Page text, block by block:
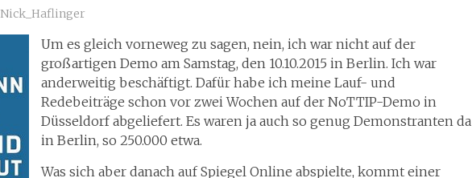
Nick_Haflinger
Um es gleich vorneweg zu sagen, nein, ich war nicht auf der
großartigen Demo am Samstag, den 10.10.2015 in Berlin. Ich war
anderweitig beschäftigt. Dafür habe ich meine Lauf- und
Redebeiträge schon vor zwei Wochen auf der NoTTIP-Demo in
Düsseldorf abgeliefert. Es waren ja auch so genug Demonstranten da
in Berlin, so 250.000 etwa.
Was sich aber danach auf Spiegel Online abspielte, kommt einer